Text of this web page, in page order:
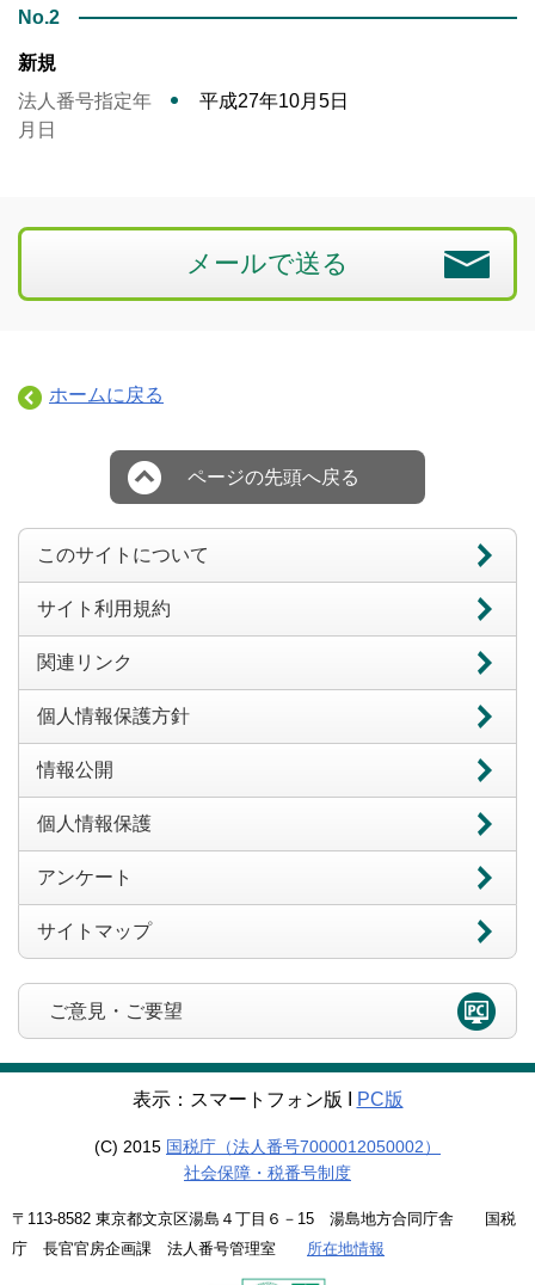
No.2
新規
法人番号指定年
月日
平成27年10月5日
メールで送る
ホームに戻る
ページの先頭へ戻る
このサイトについて
サイト利用規約
関連リンク
個人情報保護方針
情報公開
個人情報保護
アンケート
サイトマップ
ご意見・ご要望
表示：スマートフォン版 Ι PC版
(C) 2015 国税庁（法人番号7000012050002）
社会保障・税番号制度
〒113-8582 東京都文京区湯島４丁目６－15 湯島地方合同庁舎 国税
庁 長官官房企画課 法人番号管理室 所在地情報